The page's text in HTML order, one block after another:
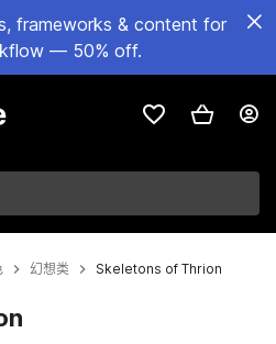
frameworks & content for
— 50% off.
幻想类 Skeletons of Thrion